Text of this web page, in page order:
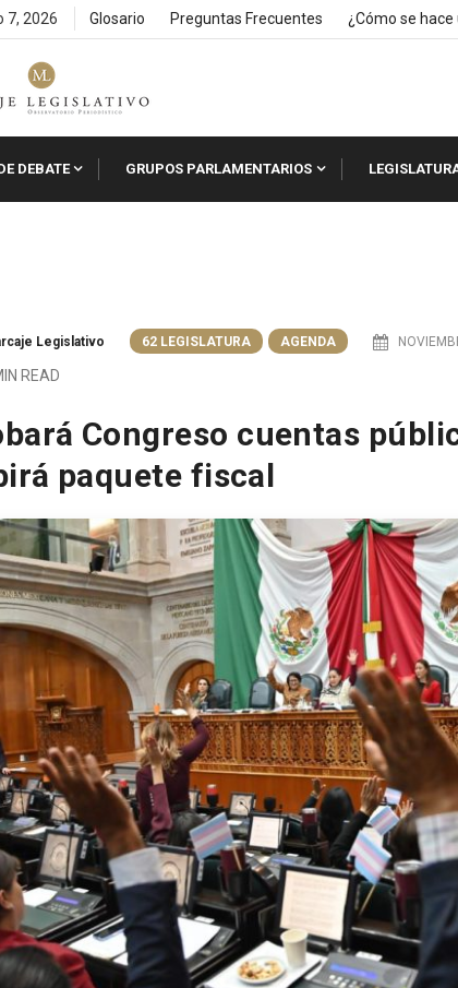
7, 2026 Glosario Preguntas Frecuentes ¿Cómo se hace
DEBATE GRUPOS PARLAMENTARIOS
Legislativo 62 LEGISLATURA AGENDA
READ
Congreso cuentas
paquete fiscal